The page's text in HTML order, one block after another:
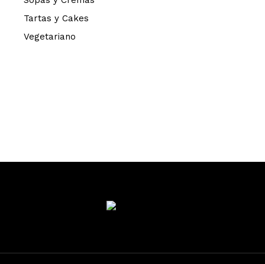
Tartas y Cakes
Vegetariano